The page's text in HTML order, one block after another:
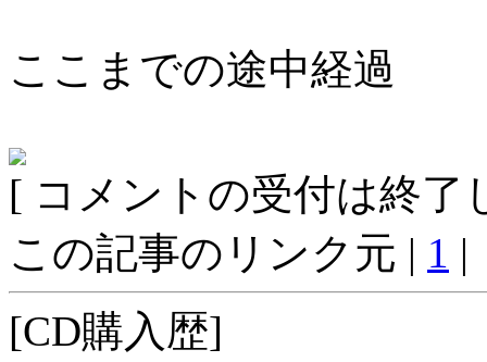
ここまでの途中経過
[ コメントの受付は終了
この記事のリンク元 | 1 |
[CD購入歴]